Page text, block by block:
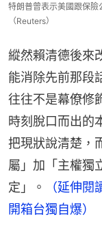
特朗普曾表示美國跟保險
（Reuters）
縱然賴清德後來
能消除先前那段
往往不是幕僚修
時刻脫口而出的
把現狀說清楚，
屬」加「主權獨
定」。
（延伸
開箱台獨自爆）